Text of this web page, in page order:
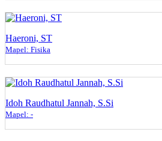
Haeroni, ST
Mapel: Fisika
Idoh Raudhatul Jannah, S.Si
Mapel: -